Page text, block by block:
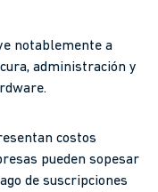
notablemente a
administración y
costos
pueden sopesar
de suscripciones